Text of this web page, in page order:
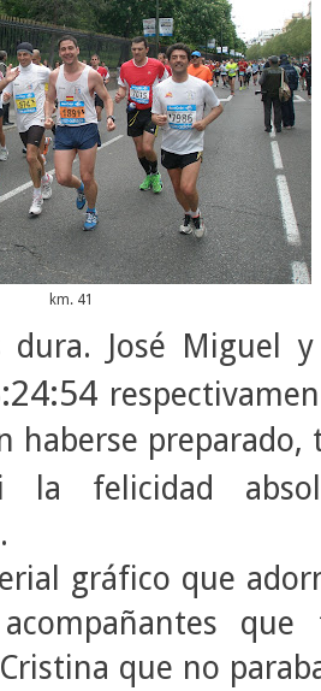
km. 41
dura. José Miguel
haberse
la felicidad
gráfico que
que no